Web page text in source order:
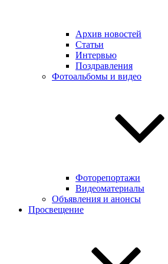
Архив новостей
Статьи
Интервью
Поздравления
Фотоальбомы и видео
Фоторепортажи
Видеоматериалы
Объявления и анонсы
Просвещение